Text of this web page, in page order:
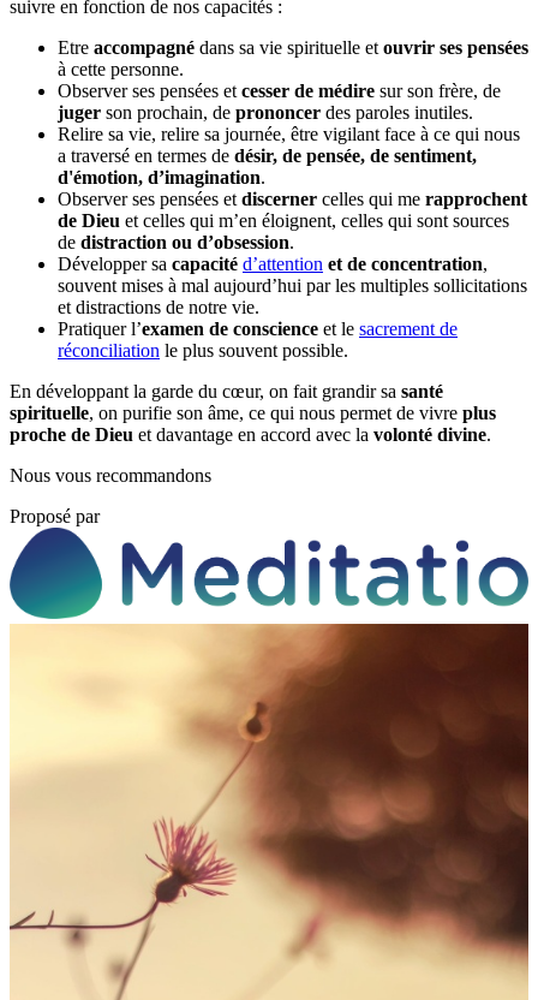
suivre en fonction de nos capacités :
Etre accompagné dans sa vie spirituelle et ouvrir ses pensées
à cette personne.
Observer ses pensées et cesser de médire sur son frère, de
juger son prochain, de prononcer des paroles inutiles.
Relire sa vie, relire sa journée, être vigilant face à ce qui nous
a traversé en termes de désir, de pensée, de sentiment,
d'émotion, d’imagination.
Observer ses pensées et discerner celles qui me rapprochent
de Dieu et celles qui m’en éloignent, celles qui sont sources
de distraction ou d’obsession.
Développer sa capacité d’attention et de concentration,
souvent mises à mal aujourd’hui par les multiples sollicitations
et distractions de notre vie.
Pratiquer l’examen de conscience et le sacrement de
réconciliation le plus souvent possible.
En développant la garde du cœur, on fait grandir sa santé
spirituelle, on purifie son âme, ce qui nous permet de vivre plus
proche de Dieu et davantage en accord avec la volonté divine.
Nous vous recommandons
Proposé par